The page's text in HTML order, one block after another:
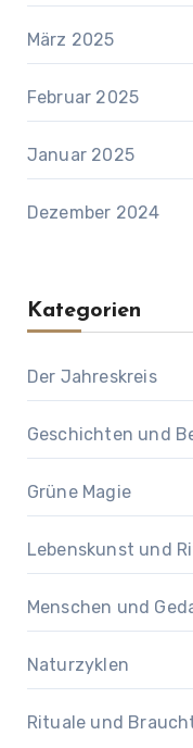
März 2025
Februar 2025
Januar 2025
Dezember 2024
Kategorien
Der Jahreskreis
Geschichten und
Grüne Magie
Lebenskunst und
Menschen und
Naturzyklen
Rituale und